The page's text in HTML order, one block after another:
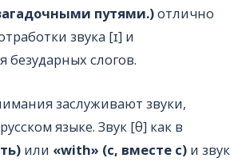
путями.)отлично
звука [ɪ] и
безударных слогов.
заслуживают звуки,
языке. Звук [θ] как в
или «with» (с, вместе с) и звук